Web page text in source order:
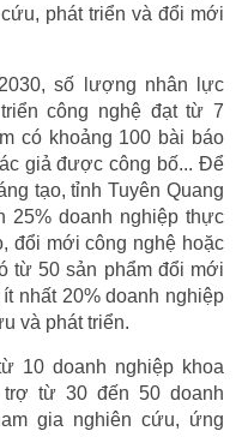
phát triển và đổi mới
số lượng nhân lực
công nghệ đạt từ 7
có khoảng 100 bài báo
giả được công bố... Để
tạo, tỉnh Tuyên Quang
25% doanh nghiệp thực
đổi mới công nghệ hoặc
từ 50 sản phẩm đổi mới
nhất 20% doanh nghiệp
và phát triển.
10 doanh nghiệp khoa
từ 30 đến 50 doanh
gia nghiên cứu, ứng